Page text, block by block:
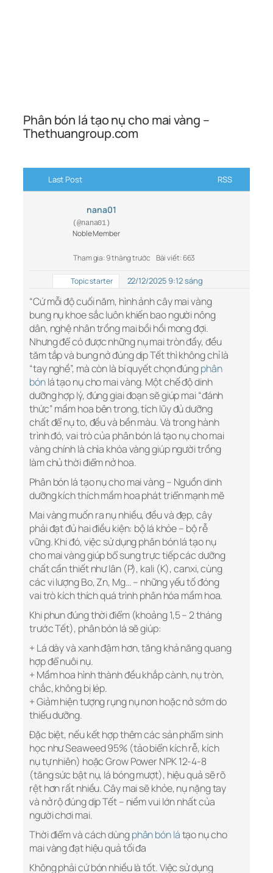
Phân bón lá tạo nụ cho mai vàng –
Thethuangroup.com
Last Post RSS
nana01
(@nana01)
Noble Member
Tham gia: 9 tháng trước Bài viết: 663
Topic starter 22/12/2025 9:12 sáng
“Cứ mỗi độ cuối năm, hình ảnh cây mai vàng
bung nụ khoe sắc luôn khiến bao người nông
dân, nghệ nhân trồng mai bồi hồi mong đợi.
Nhưng để có được những nụ mai tròn đầy, đều
tăm tắp và bung nở đúng dịp Tết thì không chỉ là
“tay nghề”, mà còn là bí quyết chọn đúngphân
bónlá tạo nụ cho mai vàng. Một chế độ dinh
dưỡng hợp lý, đúng giai đoạn sẽ giúp mai “đánh
thức” mầm hoa bên trong, tích lũy đủ dưỡng
chất để nụ to, đều và bền màu. Và trong hành
trình đó, vai trò của phân bón lá tạo nụ cho mai
vàng chính là chìa khóa vàng giúp người trồng
làm chủ thời điểm nở hoa.
Phân bón lá tạo nụ cho mai vàng – Nguồn dinh
dưỡng kích thích mầm hoa phát triển mạnh mẽ
Mai vàng muốn ra nụ nhiều, đều và đẹp, cây
phải đạt đủ hai điều kiện: bộ lá khỏe – bộ rễ
vững. Khi đó, việc sử dụng phân bón lá tạo nụ
cho mai vàng giúp bổ sung trực tiếp các dưỡng
chất cần thiết như lân (P), kali (K), canxi, cùng
các vi lượng Bo, Zn, Mg… – những yếu tố đóng
vai trò kích thích quá trình phân hóa mầm hoa.
Khi phun đúng thời điểm (khoảng 1,5 – 2 tháng
trước Tết), phân bón lá sẽ giúp:
+ Lá dày và xanh đậm hơn, tăng khả năng quang
hợp để nuôi nụ.
+ Mầm hoa hình thành đều khắp cành, nụ tròn,
chắc, không bị lép.
+ Giảm hiện tượng rụng nụ non hoặc nở sớm do
thiếu dưỡng.
Đặc biệt, nếu kết hợp thêm các sản phẩm sinh
học như Seaweed 95% (tảo biển kích rễ, kích
nụ tự nhiên) hoặc Grow Power NPK 12-4-8
(tăng sức bật nụ, lá bóng mượt), hiệu quả sẽ rõ
rệt hơn rất nhiều. Cây mai sẽ khỏe, nụ nặng tay
và nở rộ đúng dịp Tết – niềm vui lớn nhất của
người chơi mai.
Thời điểm và cách dùngphân bón látạo nụ cho
mai vàng đạt hiệu quả tối đa
Không phải cứ bón nhiều là tốt. Việc sử dụng